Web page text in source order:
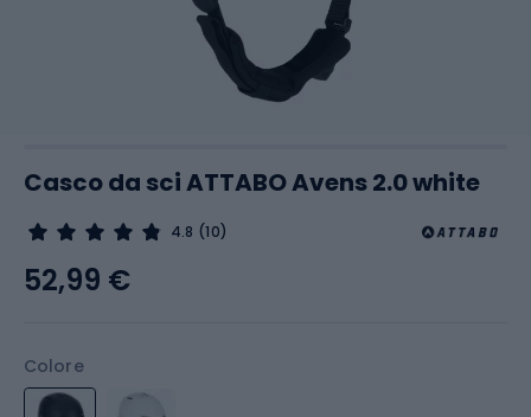
Casco da sci ATTABO Avens 2.0 white
4.8 (10)
Colore
52,99 €